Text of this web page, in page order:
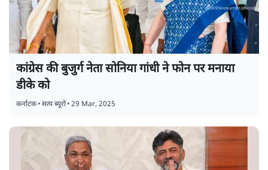
कांग्रेस की बुजुर्ग नेता सोनिया गांधी ने फोन पर मनाया
डीके को
कर्नाटक•सत्य ब्यूरो•29 Mar, 2025